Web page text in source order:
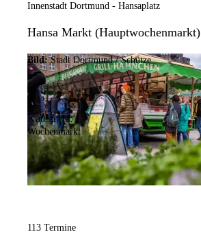
Innenstadt Dortmund - Hansaplatz
Hansa Markt (Hauptwochenmarkt)
Bild: Stadt Dortmund / Schütze
Kategorie:
Wochenmarkt
113 Termine